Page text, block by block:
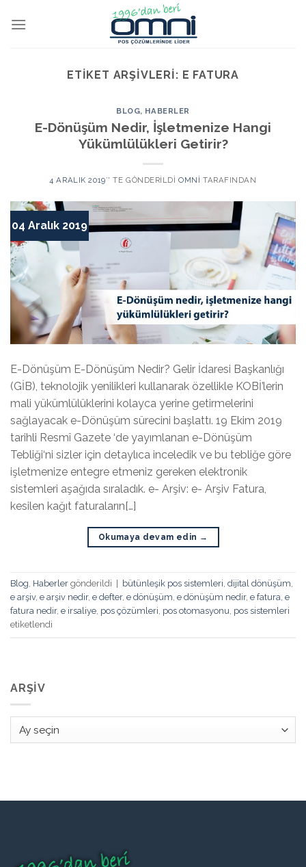
ETIKET ARŞIVLERI: E FATURA
BLOG, HABERLER
E-Dönüşüm Nedir, İşletmenize Hangi
Yükümlülükleri Getirir?
4 ARALIK 2019’' TE GÖNDERILDI OMNI TARAFINDAN
04 Aralık 2019
E-Dönüşüm E-Dönüşüm Nedir? Gelir İdaresi Başkanlığı
(GİB), teknolojik yenilikleri kullanarak özellikle KOBİ’lerin
mali yükümlülüklerini kolayca yerine getirmelerini
sağlayacak e-Dönüşüm sürecini başlattı. 19 Ekim 2019
tarihli Resmî Gazete ‘de yayımlanan e-Dönüşüm
Tebliği‘ni sizler için detaylıca inceledik ve bu tebliğe göre
işletmenize entegre etmeniz gereken elektronik
sistemleri aşağıda sıraladık. e- Arşiv: e- Arşiv Fatura,
kesilen kağıt faturaların[…]
Okumaya devam edin →
Blog Haberler gönderildi bütünleşik pos sistemleri dijital dönüşüm
e arşiv, e arşiv nedir, e defter, e dönüşüm e dönüşüm nedir, e fatura e
fatura nedir, e irsaliye pos çözümleri pos otomasyonu pos sistemleri
etiketlendi
ARŞIV
Arşiv